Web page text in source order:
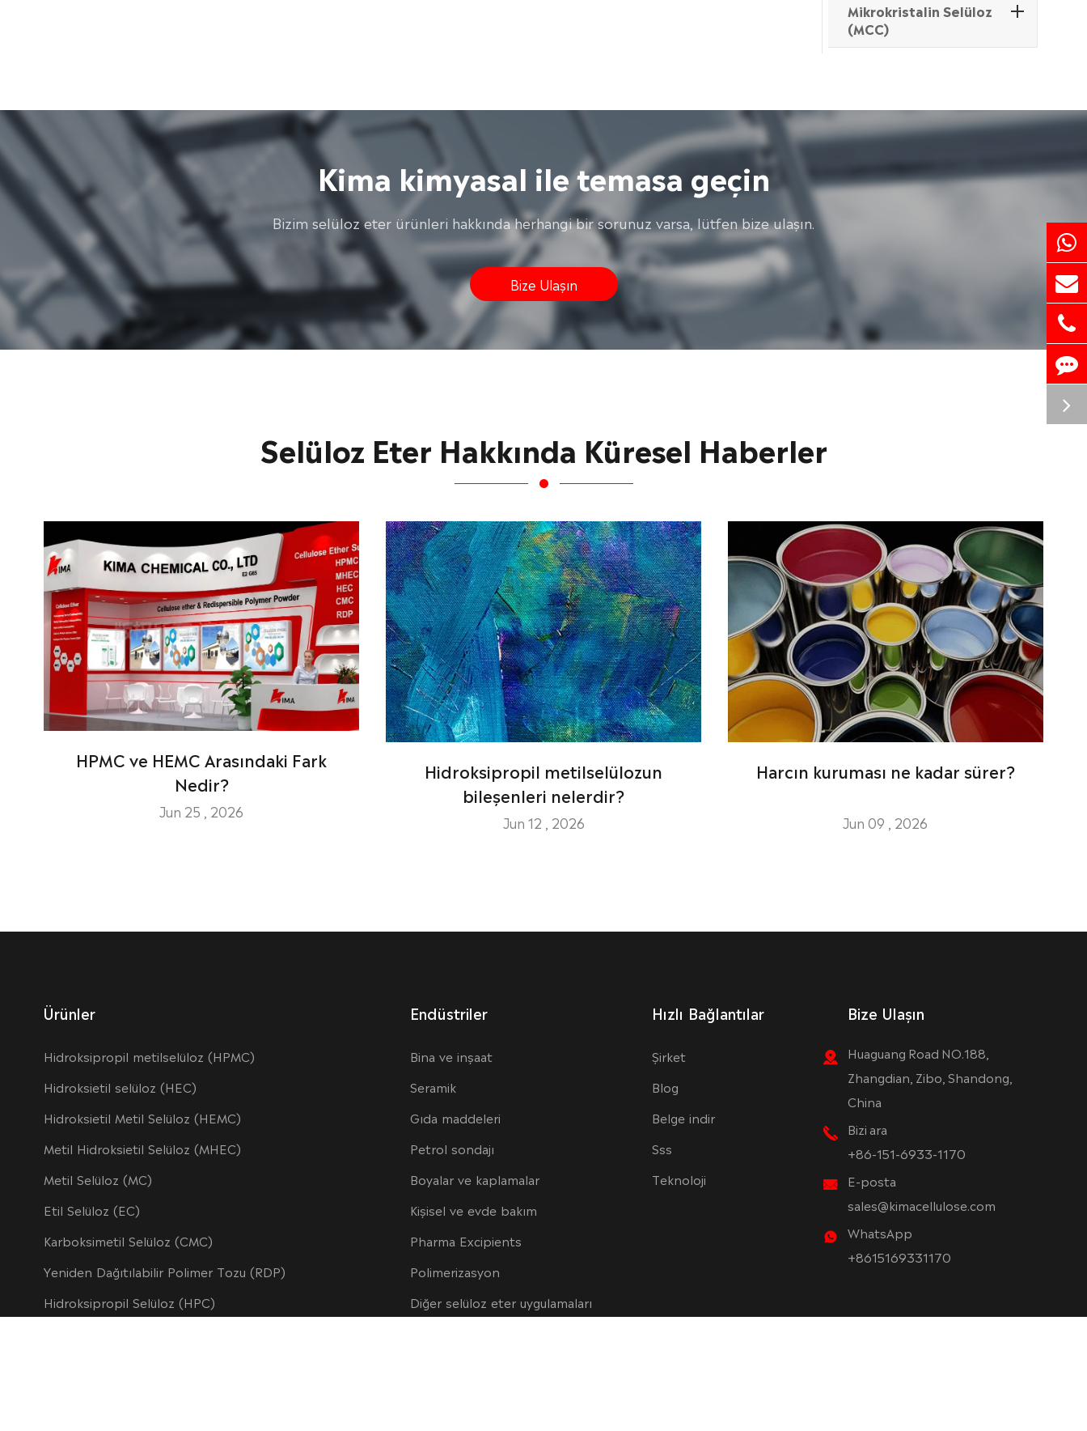
Mikrokristalin Selüloz
(MCC)
Kima kimyasal ile temasa geçin
Bizim selüloz eter ürünleri hakkında herhangi bir sorunuz varsa, lütfen bize ulaşın.
Bize Ulaşın
Selüloz Eter Hakkında Küresel Haberler
HPMC ve HEMC Arasındaki Fark
Nedir?
Jun 25 , 2026
Hidroksipropil metilselülozun
bileşenleri nelerdir?
Jun 12 , 2026
Harcın kuruması ne kadar sürer?
Jun 09 , 2026
Ürünler
Hidroksipropil metilselüloz (HPMC)
Hidroksietil selüloz (HEC)
Hidroksietil Metil Selüloz (HEMC)
Metil Hidroksietil Selüloz (MHEC)
Metil Selüloz (MC)
Etil Selüloz (EC)
Karboksimetil Selüloz (CMC)
Yeniden Dağıtılabilir Polimer Tozu (RDP)
Hidroksipropil Selüloz (HPC)
Endüstriler
Bina ve inşaat
Seramik
Gıda maddeleri
Petrol sondajı
Boyalar ve kaplamalar
Kişisel ve evde bakım
Pharma Excipients
Polimerizasyon
Diğer selüloz eter uygulamaları
Hızlı Bağlantılar
Şirket
Blog
Belge indir
Sss
Teknoloji
Bize Ulaşın
Huaguang Road NO.188,
Zhangdian, Zibo, Shandong,
China
Bizi ara
+86-151-6933-1170
E-posta
sales@kimacellulose.com
WhatsApp
+8615169331170